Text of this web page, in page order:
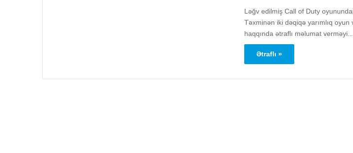
Ləğv edilmiş Call of Duty oyunundan
Təxminən iki dəqiqə yarımlıq oyun
haqqında ətraflı məlumat verməyi…
Ətraflı »